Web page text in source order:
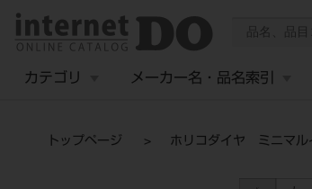
カテゴリ メーカー名・品名索引
トップページ ホリコダイヤ ミニマ